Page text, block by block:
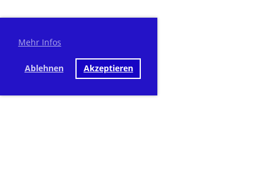
Mehr Infos
Ablehnen Akzeptieren